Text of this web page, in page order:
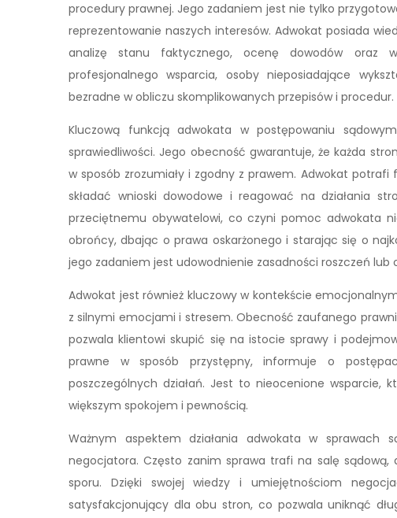
procedury prawnej. Jego zadaniem jest nie tylko
reprezentowanie naszych interesów. Adwokat posiada
analizę stanu faktycznego, ocenę dowodów oraz
profesjonalnego wsparcia, osoby nieposiadające
bezradne w obliczu skomplikowanych przepisów i procedur.
Kluczową funkcją adwokata w postępowaniu
sprawiedliwości. Jego obecność gwarantuje, że każda
w sposób zrozumiały i zgodny z prawem. Adwokat
składać wnioski dowodowe i reagować na działania
przeciętnemu obywatelowi, co czyni pomoc adwokata
obrońcy, dbając o prawa oskarżonego i starając się o
jego zadaniem jest udowodnienie zasadności roszczeń lub
Adwokat jest również kluczowy w kontekście
z silnymi emocjami i stresem. Obecność zaufanego
pozwala klientowi skupić się na istocie sprawy i
prawne w sposób przystępny, informuje o
poszczególnych działań. Jest to nieocenione wsparcie,
większym spokojem i pewnością.
Ważnym aspektem działania adwokata w
negocjatora. Często zanim sprawa trafi na salę
sporu. Dzięki swojej wiedzy i umiejętnościom
satysfakcjonujący dla obu stron, co pozwala uniknąć